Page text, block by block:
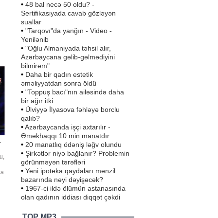
• 48 bal necə 50 oldu? -
Sertifikasiyada cavab gözləyən
suallar
• "Tarqovı"da yanğın - Video -
Yenilənib
• "Oğlu Almaniyada təhsil alır,
Azərbaycana gəlib-gəlmədiyini
bilmirəm"
• Daha bir qadın estetik
əməliyyatdan sonra öldü
• "Toppuş bacı"nın ailəsində daha
bir ağır itki
• Ülviyyə İlyasova fəhləyə borclu
qalıb?
•Azərbaycanda işçi axtarılır -
Əməkhaqqı 10 min manatdır
• 20 manatlıq ödəniş ləğv olundu
• Şirkətlər niyə bağlanır? Problemin
görünməyən tərəfləri
• Yeni ipoteka qaydaları mənzil
bazarında nəyi dəyişəcək?
• 1967-ci ildə ölümün astanasında
olan qadının iddiası diqqət çəkdi